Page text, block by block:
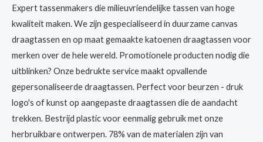
Expert tassenmakers die milieuvriendelijke tassen van hoge
kwaliteit maken. We zijn gespecialiseerd in duurzame canvas
draagtassen en op maat gemaakte katoenen draagtassen voor
merken over de hele wereld. Promotionele producten nodig die
uitblinken? Onze bedrukte service maakt opvallende
gepersonaliseerde draagtassen. Perfect voor beurzen - druk
logo's of kunst op aangepaste draagtassen die de aandacht
trekken. Bestrijd plastic voor eenmalig gebruik met onze
herbruikbare ontwerpen. 78% van de materialen zijn van